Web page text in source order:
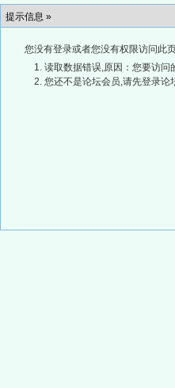
提示信息 »
您没有登录或者您没有权限访问此
读取数据错误,原因：您要访问
您还不是论坛会员,请先登录论